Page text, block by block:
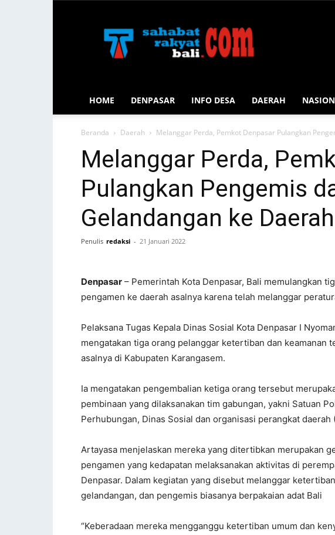
Rakyat
Bali
HOME DENPASAR INFO DESA DAERAH
Beranda Daerah Melanggar Perda, Pemkot Denpasar Pulangkan
Melanggar Perda,
Pulangkan Pengemis
Gelandangan ke
Penulis redaksi - 21 Januari 2022
Denpasar – Pemerintah Kota Denpasar, Bali memulangkan
pengamen ke daerah asalnya karena telah melanggar
Pelaksana Tugas Kepala Dinas Sosial Kota Denpasar I
mengatakan tiga orang pelanggar ketertiban dan keamanan
asalnya di Kabupaten Karangasem.
Ia mengatakan pengembalian ketiga orang tersebut
pembinaan yang dilaksanakan tim gabungan, yakni Satuan
Perhubungan, Dinas Sosial dan organisasi perangkat daerah
Artayasa menjelaskan mereka yang ditertibkan merupakan
pengamen yang kedapatan melaksanakan aktivitas di
Denpasar. Dalam kegiatan yang disebut melanggar
gelandangan, dan pengemis biasanya berpakaian adat Bali
“Keberadaan mereka mengganggu ketertiban umum dan